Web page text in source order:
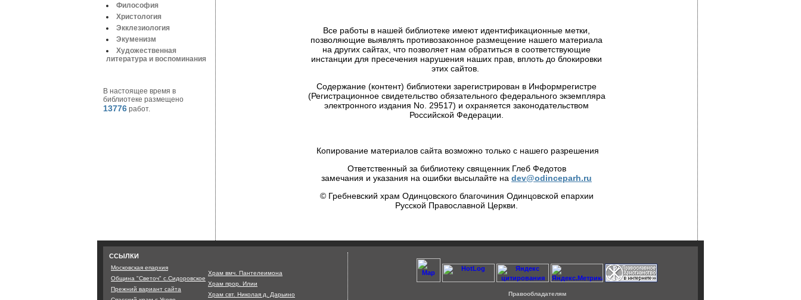
Философия
Христология
Экклезиология
Экуменизм
Художественная
литература и воспоминания
В настоящее время в
библиотеке размещено
13776 работ.
Все работы в нашей библиотеке имеют идентификационные метки,
позволяющие выявлять противозаконное размещение нашего материала
на других сайтах, что позволяет нам обратиться в соответствующие
инстанции для пресечения нарушения наших прав, вплоть до блокировки
этих сайтов.
Содержание (контент) библиотеки зарегистрирован в Информрегистре
(Регистрационное свидетельство обязательного федерального экземпляра
электронного издания No. 29517) и охраняется законодательством
Российской Федерации.
Копирование материалов сайта возможно только с нашего разрешения
Ответственный за библиотеку священник Глеб Федотов
замечания и указания на ошибки высылайте на dev@odinceparh.ru
© Гребневский храм Одинцовского благочиния Одинцовской епархии
Русской Православной Церкви.
ССЫЛКИ
Московская епархия
Община "Светоч" с.Сидоровское
Прежний вариант сайта
Храм вмч. Пантелеимона
Храм прор. Илии
Храм свт. Николая д. Дарьино
Правообладателям